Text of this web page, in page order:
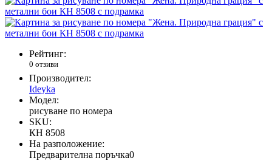
Рейтинг:
0 отзиви
Производител:
Ideyka
Модел:
рисуване по номера
SKU:
КН 8508
На разположение:
Предварителна поръчка0